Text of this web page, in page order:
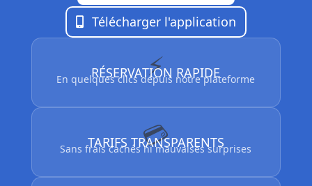
Télécharger l'application
⚡
RÉSERVATION RAPIDE
En quelques clics depuis notre plateforme
💳
TARIFS TRANSPARENTS
Sans frais cachés ni mauvaises surprises